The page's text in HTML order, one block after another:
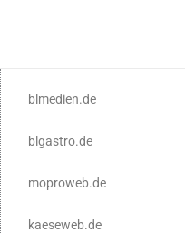
blmedien.de
blgastro.de
moproweb.de
kaeseweb.de